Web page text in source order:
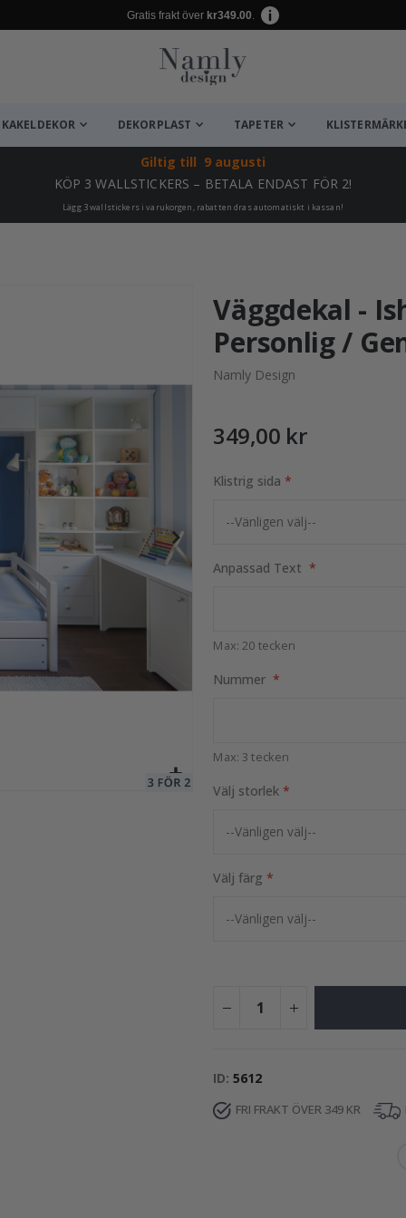
Gratis frakt över kr349.00.
KAKELDEKOR DEKORPLAST TAPETER
Giltig till 9 augusti
KÖP 3 WALLSTICKERS – BETALA ENDAST FÖR 2!
Lägg 3 wallstickers i varukorgen, rabatten dras automatiskt i kassan!
Foton
Väggdekal -
Personlig /
Namly Design
349,00 kr
Klistrig sida
Anpassad Text
Max: 20 tecken
Nummer
Max: 3 tecken
Välj storlek
Välj färg
ID 5612
FRI FRAKT ÖVER 349 KR